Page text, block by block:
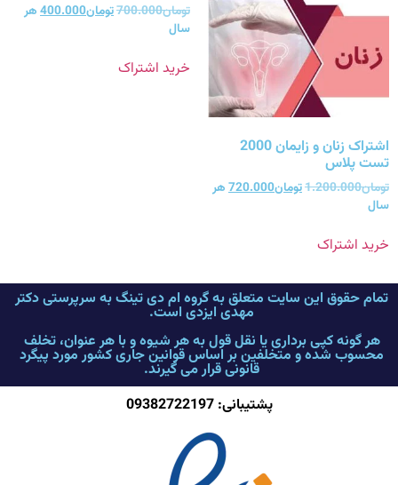
اشتراک زنان و زایمان 2000
تست پلاس
تومان1.200.000تومان720.000هر
سال
خرید اشتراک
تومان700.000تومان400.000هر
سال
خرید اشتراک
تمام حقوق این سایت متعلق به گروه ام دی تینگ به سرپرستی دکتر
مهدی ایزدی است.
هر گونه کپی برداری یا نقل قول به هر شیوه و با هر عنوان، تخلف
محسوب شده و متخلفین بر اساس قوانین جاری کشور مورد پیگرد
قانونی قرار می گیرند.
پشتیبانی: 09382722197